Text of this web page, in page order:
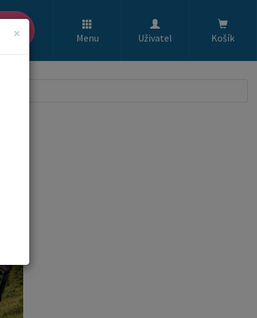
Menu Uživatel Košík
×